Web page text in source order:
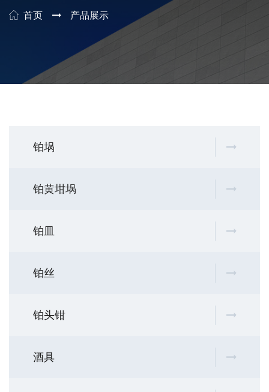
首页 产品展示
铂埚
铂黄坩埚
铂皿
铂丝
铂头钳
酒具